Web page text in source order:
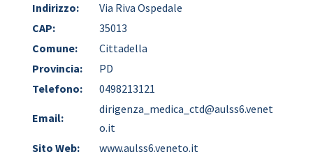
Indirizzo:
Via Riva Ospedale
CAP:
35013
Comune:
Cittadella
Provincia:
PD
Telefono:
0498213121
Email:
dirigenza_medica_ctd@aulss6.venet
o.it
Sito Web:
www.aulss6.veneto.it